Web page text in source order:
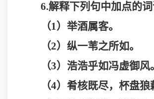
6.解释下列句中加点的词
（1）举酒属客。
（2）纵一苇之所如。
（3）浩浩乎如冯虚御风。
（4）肴核既尽，杯盘狼